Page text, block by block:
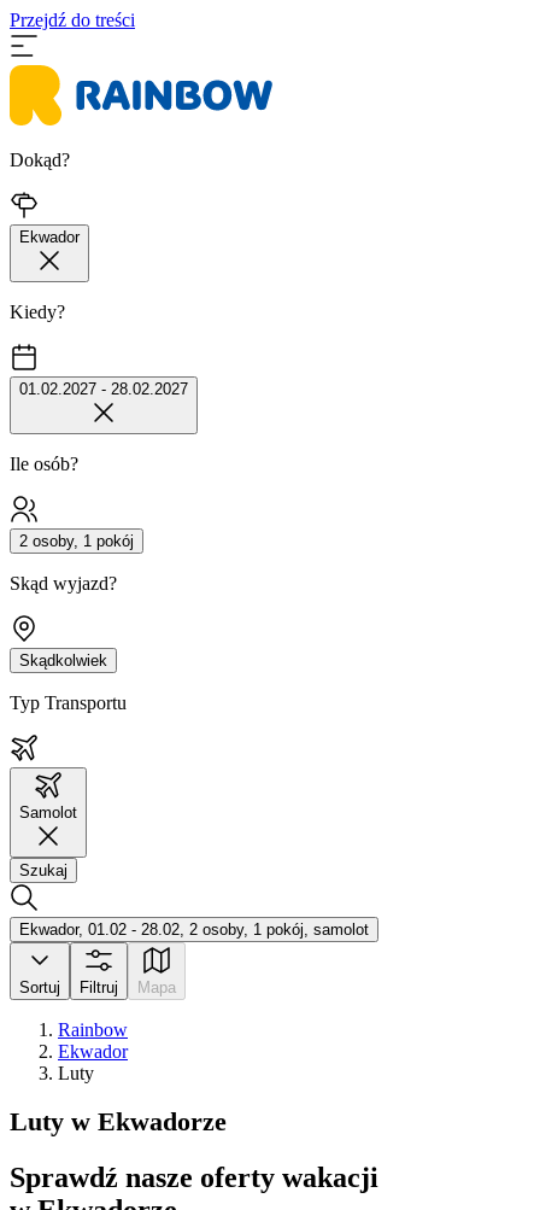
Przejdź do treści
Dokąd?
Ekwador
Kiedy?
01.02.2027 - 28.02.2027
Ile osób?
2 osoby, 1 pokój
Skąd wyjazd?
Skądkolwiek
Typ Transportu
Samolot
Szukaj
Ekwador, 01.02 - 28.02, 2 osoby, 1 pokój, samolot
Sortuj Filtruj Mapa
Rainbow
Ekwador
Luty
Luty w Ekwadorze
Sprawdź nasze oferty wakacji